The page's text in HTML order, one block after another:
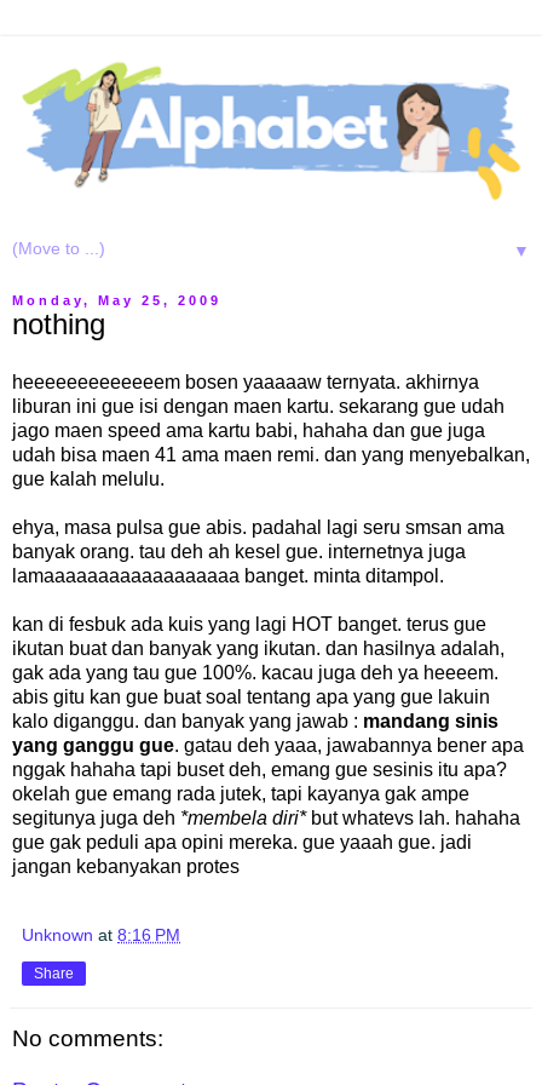
▼
Monday, May 25, 2009
nothing
heeeeeeeeeeeeem bosen yaaaaaw ternyata. akhirnya
liburan ini gue isi dengan maen kartu. sekarang gue udah
jago maen speed ama kartu babi, hahaha dan gue juga
udah bisa maen 41 ama maen remi. dan yang menyebalkan,
gue kalah melulu.
ehya, masa pulsa gue abis. padahal lagi seru smsan ama
banyak orang. tau deh ah kesel gue. internetnya juga
lamaaaaaaaaaaaaaaaaaa banget. minta ditampol.
kan di fesbuk ada kuis yang lagi HOT banget. terus gue
ikutan buat dan banyak yang ikutan. dan hasilnya adalah,
gak ada yang tau gue 100%. kacau juga deh ya heeeem.
abis gitu kan gue buat soal tentang apa yang gue lakuin
kalo diganggu. dan banyak yang jawab : mandang sinis
yang ganggu gue. gatau deh yaaa, jawabannya bener apa
nggak hahaha tapi buset deh, emang gue sesinis itu apa?
okelah gue emang rada jutek, tapi kayanya gak ampe
segitunya juga deh *membela diri* but whatevs lah. hahaha
gue gak peduli apa opini mereka. gue yaaah gue. jadi
jangan kebanyakan protes
Unknown at 8:16 PM
Share
No comments: